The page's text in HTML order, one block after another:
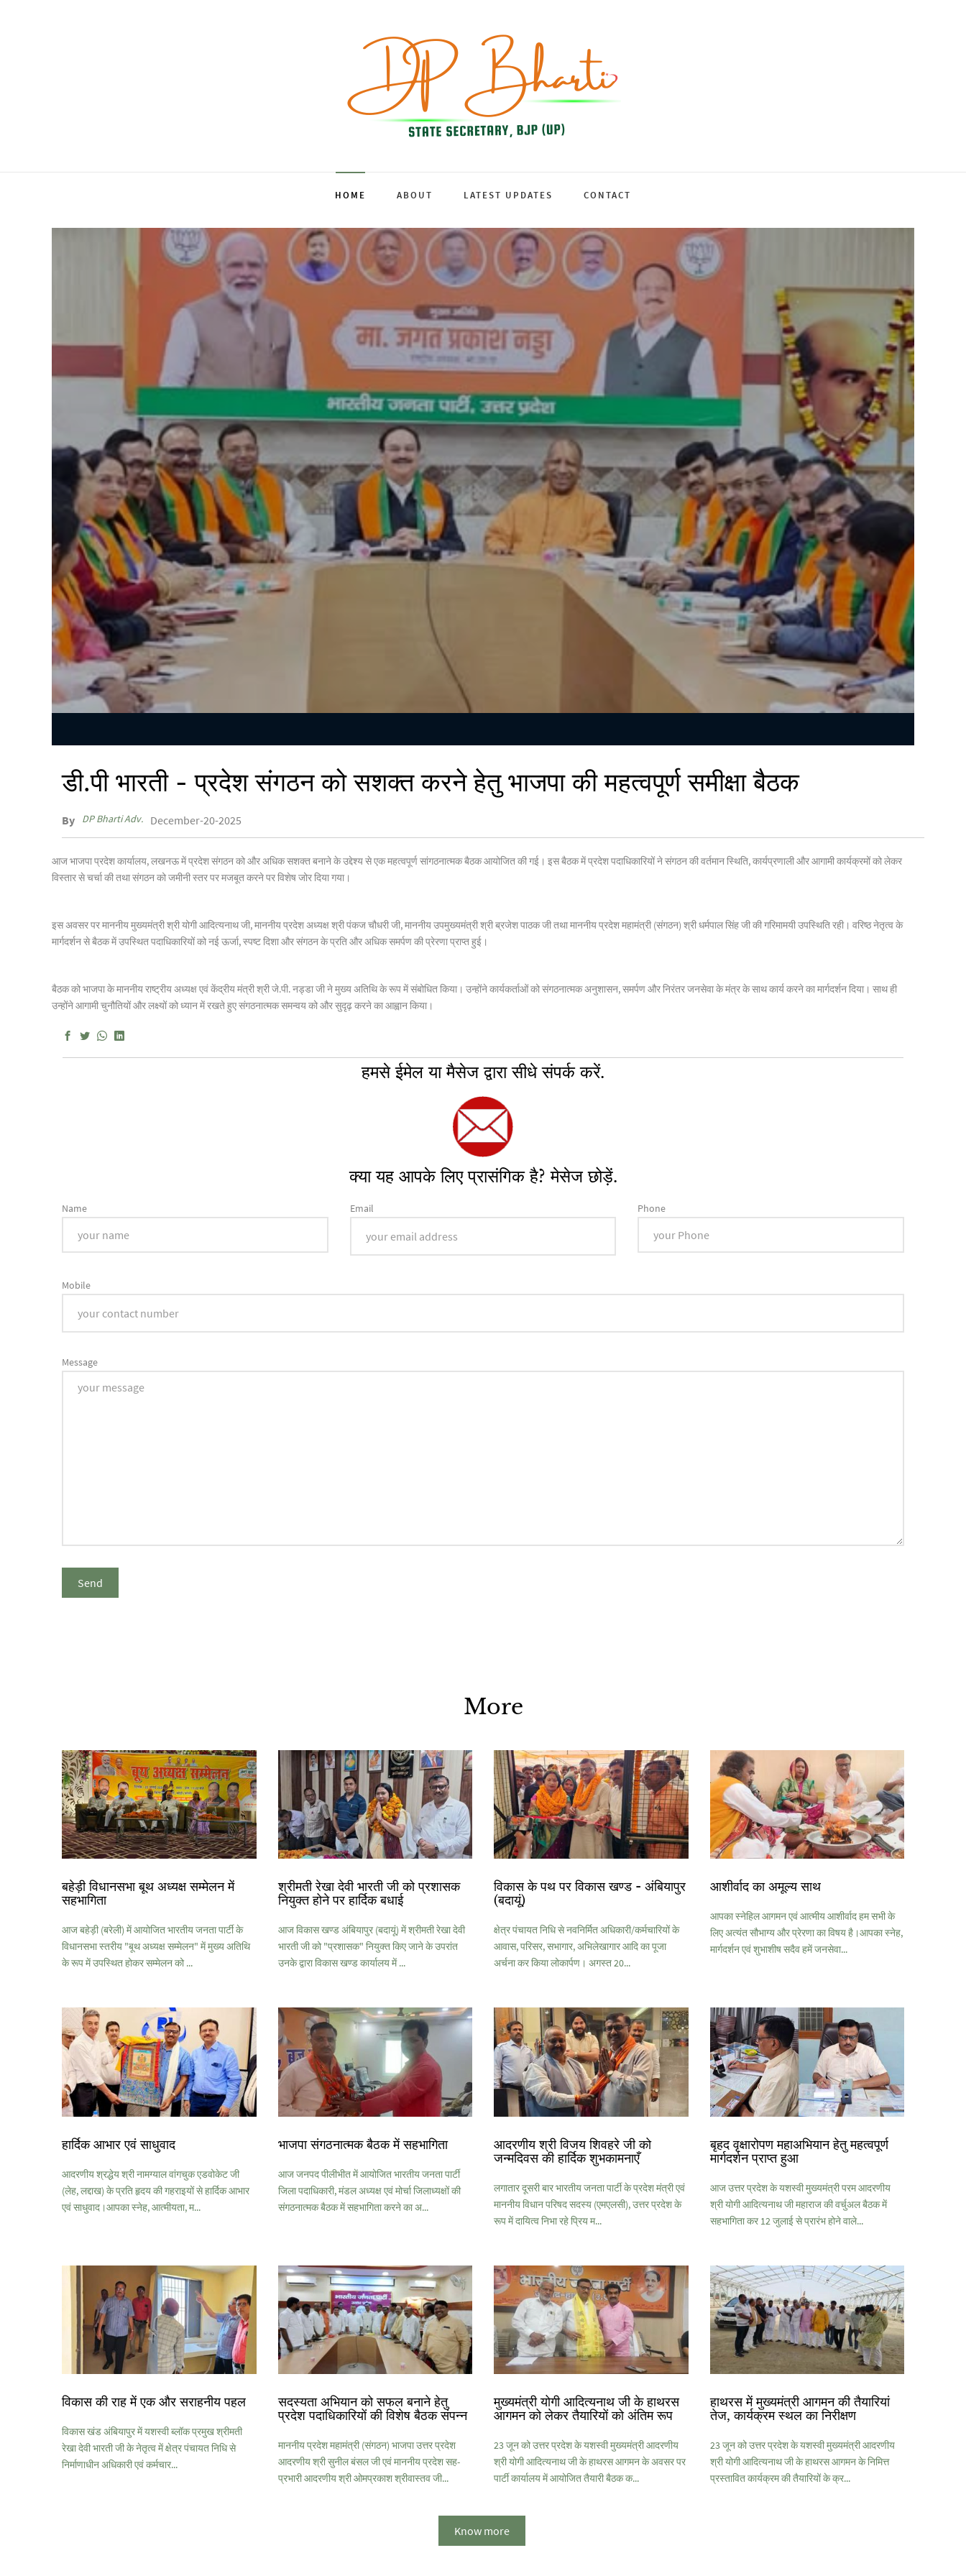
HOME ABOUT LATEST UPDATES CONTACT
डी.पी भारती - प्रदेश संगठन को सशक्त करने हेतु भाजपा की महत्वपूर्ण समीक्षा बैठक
By DP Bharti Adv. December-20-2025
आज भाजपा प्रदेश कार्यालय, लखनऊ में प्रदेश संगठन को और अधिक सशक्त बनाने के उद्देश्य से एक महत्वपूर्ण सांगठनात्मक बैठक आयोजित की गई। इस बैठक में प्रदेश पदाधिकारियों ने संगठन की वर्तमान स्थिति, कार्यप्रणाली और आगामी कार्यक्रमों को लेकर
विस्तार से चर्चा की तथा संगठन को जमीनी स्तर पर मजबूत करने पर विशेष जोर दिया गया।
इस अवसर पर माननीय मुख्यमंत्री श्री योगी आदित्यनाथ जी, माननीय प्रदेश अध्यक्ष श्री पंकज चौधरी जी, माननीय उपमुख्यमंत्री श्री ब्रजेश पाठक जी तथा माननीय प्रदेश महामंत्री (संगठन) श्री धर्मपाल सिंह जी की गरिमामयी उपस्थिति रही। वरिष्ठ नेतृत्व के
मार्गदर्शन से बैठक में उपस्थित पदाधिकारियों को नई ऊर्जा, स्पष्ट दिशा और संगठन के प्रति और अधिक समर्पण की प्रेरणा प्राप्त हुई।
बैठक को भाजपा के माननीय राष्ट्रीय अध्यक्ष एवं केंद्रीय मंत्री श्री जे.पी. नड्डा जी ने मुख्य अतिथि के रूप में संबोधित किया। उन्होंने कार्यकर्ताओं को संगठनात्मक अनुशासन, समर्पण और निरंतर जनसेवा के मंत्र के साथ कार्य करने का मार्गदर्शन दिया। साथ ही
उन्होंने आगामी चुनौतियों और लक्ष्यों को ध्यान में रखते हुए संगठनात्मक समन्वय को और सुदृढ़ करने का आह्वान किया।
हमसे ईमेल या मैसेज द्वारा सीधे संपर्क करें.
क्या यह आपके लिए प्रासंगिक है? मेसेज छोड़ें.
Name Email Phone
Mobile
Message
More
बहेड़ी विधानसभा बूथ अध्यक्ष सम्मेलन में
सहभागिता
आज बहेड़ी (बरेली) में आयोजित भारतीय जनता पार्टी के
विधानसभा स्तरीय "बूथ अध्यक्ष सम्मेलन" में मुख्य अतिथि
के रूप में उपस्थित होकर सम्मेलन को ...
श्रीमती रेखा देवी भारती जी को प्रशासक
नियुक्त होने पर हार्दिक बधाई
आज विकास खण्ड अंबियापुर (बदायूं) में श्रीमती रेखा देवी
भारती जी को "प्रशासक" नियुक्त किए जाने के उपरांत
उनके द्वारा विकास खण्ड कार्यालय में ...
विकास के पथ पर विकास खण्ड - अंबियापुर
(बदायूं)
क्षेत्र पंचायत निधि से नवनिर्मित अधिकारी/कर्मचारियों के
आवास, परिसर, सभागार, अभिलेखागार आदि का पूजा
अर्चना कर किया लोकार्पण। अगस्त 20...
आशीर्वाद का अमूल्य साथ
आपका स्नेहिल आगमन एवं आत्मीय आशीर्वाद हम सभी के
लिए अत्यंत सौभाग्य और प्रेरणा का विषय है।आपका स्नेह,
मार्गदर्शन एवं शुभाशीष सदैव हमें जनसेवा...
हार्दिक आभार एवं साधुवाद
आदरणीय श्रद्धेय श्री नामग्याल वांगचुक एडवोकेट जी
(लेह, लद्दाख) के प्रति हृदय की गहराइयों से हार्दिक आभार
एवं साधुवाद।आपका स्नेह, आत्मीयता, म...
भाजपा संगठनात्मक बैठक में सहभागिता
आज जनपद पीलीभीत में आयोजित भारतीय जनता पार्टी
जिला पदाधिकारी, मंडल अध्यक्ष एवं मोर्चा जिलाध्यक्षों की
संगठनात्मक बैठक में सहभागिता करने का अ...
आदरणीय श्री विजय शिवहरे जी को
जन्मदिवस की हार्दिक शुभकामनाएँ
लगातार दूसरी बार भारतीय जनता पार्टी के प्रदेश मंत्री एवं
माननीय विधान परिषद सदस्य (एमएलसी), उत्तर प्रदेश के
रूप में दायित्व निभा रहे प्रिय म...
बृहद वृक्षारोपण महाअभियान हेतु महत्वपूर्ण
मार्गदर्शन प्राप्त हुआ
आज उत्तर प्रदेश के यशस्वी मुख्यमंत्री परम आदरणीय
श्री योगी आदित्यनाथ जी महाराज की वर्चुअल बैठक में
सहभागिता कर 12 जुलाई से प्रारंभ होने वाले...
विकास की राह में एक और सराहनीय पहल
विकास खंड अंबियापुर में यशस्वी ब्लॉक प्रमुख श्रीमती
रेखा देवी भारती जी के नेतृत्व में क्षेत्र पंचायत निधि से
निर्माणाधीन अधिकारी एवं कर्मचार...
सदस्यता अभियान को सफल बनाने हेतु
प्रदेश पदाधिकारियों की विशेष बैठक संपन्न
माननीय प्रदेश महामंत्री (संगठन) भाजपा उत्तर प्रदेश
आदरणीय श्री सुनील बंसल जी एवं माननीय प्रदेश सह-
प्रभारी आदरणीय श्री ओमप्रकाश श्रीवास्तव जी...
मुख्यमंत्री योगी आदित्यनाथ जी के हाथरस
आगमन को लेकर तैयारियों को अंतिम रूप
23 जून को उत्तर प्रदेश के यशस्वी मुख्यमंत्री आदरणीय
श्री योगी आदित्यनाथ जी के हाथरस आगमन के अवसर पर
पार्टी कार्यालय में आयोजित तैयारी बैठक क...
हाथरस में मुख्यमंत्री आगमन की तैयारियां
तेज, कार्यक्रम स्थल का निरीक्षण
23 जून को उत्तर प्रदेश के यशस्वी मुख्यमंत्री आदरणीय
श्री योगी आदित्यनाथ जी के हाथरस आगमन के निमित्त
प्रस्तावित कार्यक्रम की तैयारियों के क्र...
Know more